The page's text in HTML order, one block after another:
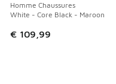
Homme Chaussures
White - Core Black - Maroon
€ 109,99